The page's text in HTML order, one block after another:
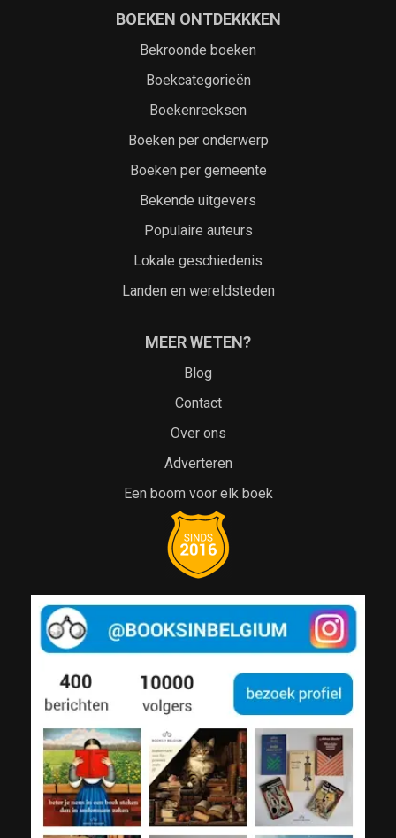
BOEKEN ONTDEKKKEN
Bekroonde boeken
Boekcategorieën
Boekenreeksen
Boeken per onderwerp
Boeken per gemeente
Bekende uitgevers
Populaire auteurs
Lokale geschiedenis
Landen en wereldsteden
MEER WETEN?
Blog
Contact
Over ons
Adverteren
Een boom voor elk boek